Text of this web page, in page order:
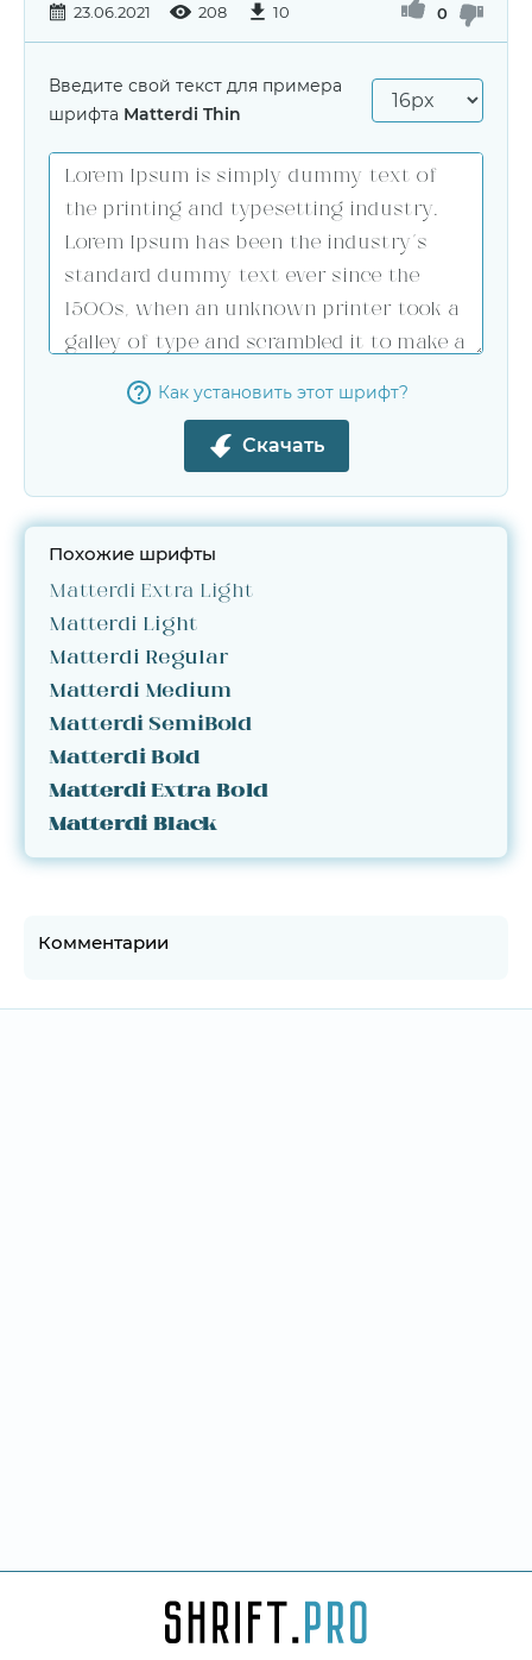
23.06.2021 208 10 0
Введите свой текст для примера
шрифта Matterdi Thin
Как установить этот шрифт?
Скачать
Похожие шрифты
Matterdi Extra Light
Matterdi Light
Matterdi Regular
Matterdi Medium
Matterdi SemiBold
Matterdi Bold
Matterdi Extra Bold
Matterdi Black
Комментарии